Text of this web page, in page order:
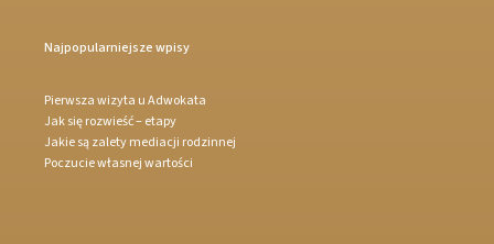
Najpopularniejsze wpisy
Pierwsza wizyta u Adwokata
Jak się rozwieść – etapy
Jakie są zalety mediacji rodzinnej
Poczucie własnej wartości